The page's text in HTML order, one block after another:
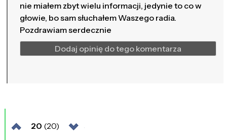
nie miałem zbyt wielu informacji, jedynie to co w
głowie, bo sam słuchałem Waszego radia.
Pozdrawiam serdecznie
Dodaj opinię do tego komentarza
20 (20)